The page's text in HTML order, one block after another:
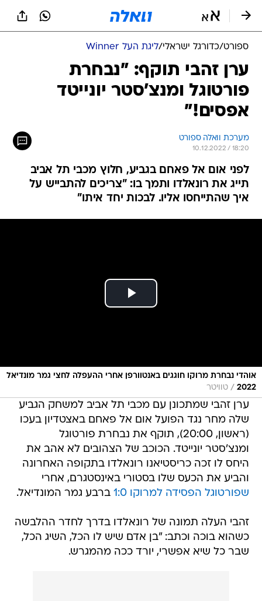
ספורט/כדורגל ישראלי/ליגת העל Winner
ערן זהבי תוקף: "נבחרת
פורטוגל ומנצ'סטר יונייטד
אפסים!"
מערכת וואלה ספורט
10.12.2022 / 18:20
לפני אום אל פאחם בגביע, חלוץ מכבי תל אביב
תייג את רונאלדו ותמך בו: "צריכים להתבייש על
איך שהתייחסו אליו. לבכות יחד איתו"
אוהדי נבחרת מרוקו חוגגים באנטוורפן אחרי ההעפלה לחצי גמר מונדיאל
2022
/ טוויטר
ערן זהבי שמתכונן עם מכבי תל אביב למשחק הגביע
שלה מחר נגד הפועל אום אל פאחם באצטדיון בעכו
(ראשון, 20:00), תוקף את נבחרת פורטוגל
ומנצ'סטר יונייטד. הכוכב של הצהובים לא אהב את
היחס לו זכה כריסטיאנו רונאלדו בתקופה האחרונה
והביע את הכעס שלו בסטורי באינסטגרם, אחרי
שפורטוגל הפסידה למרוקו 1:0
ברבע גמר המונדיאל.
זהבי העלה תמונה של רונאלדו בדרך לחדר ההלבשה
כשהוא בוכה וכתב: "בן אדם שיש לו הכל, השיג הכל,
שבר כל שיא אפשרי, יורד ככה מהמגרש.